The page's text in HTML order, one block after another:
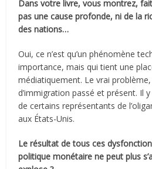
Dans votre livre, vous montrez,
pas une cause profonde, ni de la
des nations…
Oui, ce n’est qu’un phénomène
importance, mais qui tient une
médiatiquement. Le vrai problème,
d’immigration passé et présent. Il
de certains représentants de
aux États-Unis.
Le résultat de tous ces
politique monétaire ne peut plus